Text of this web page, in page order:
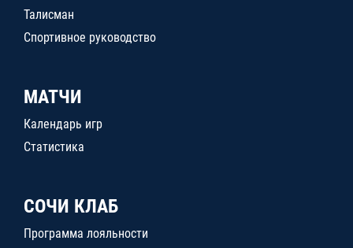
Талисман
Спортивное руководство
МАТЧИ
Календарь игр
Статистика
СОЧИ КЛАБ
Программа лояльности